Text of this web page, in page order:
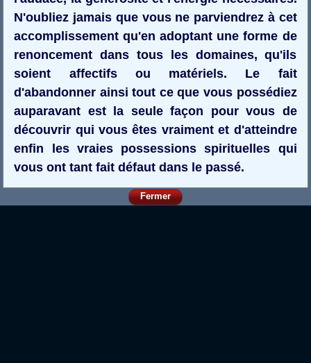
N'oubliez jamais que vous ne parviendrez à cet
accomplissement qu'en adoptant une forme de
renoncement dans tous les domaines, qu'ils
soient affectifs ou matériels. Le fait
d'abandonner ainsi tout ce que vous possédiez
auparavant est la seule façon pour vous de
découvrir qui vous êtes vraiment et d'atteindre
enfin les vraies possessions spirituelles qui
vous ont tant fait défaut dans le passé.